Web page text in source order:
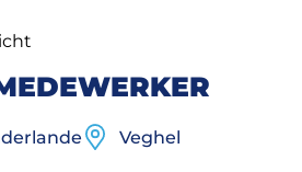
Veghel